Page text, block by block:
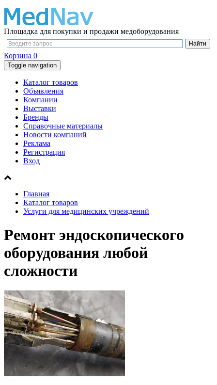
Площадка для покупки и продажи медоборудования
Корзина 0
Toggle navigation
Каталог товаров
Объявления
Компании
Выставки
Бренды
Справочные материалы
Новости компаний
Реклама
Регистрация
Вход
Главная
Каталог товаров
Услуги для медицинских учреждений
Ремонт эндоскопического
оборудования любой
сложности